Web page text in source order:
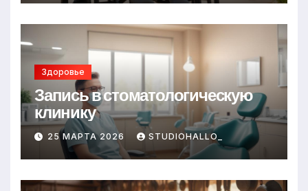
Здоровье
Запись в стоматологическую
клинику
25 МАРТА 2026 STUDIOHALLO_